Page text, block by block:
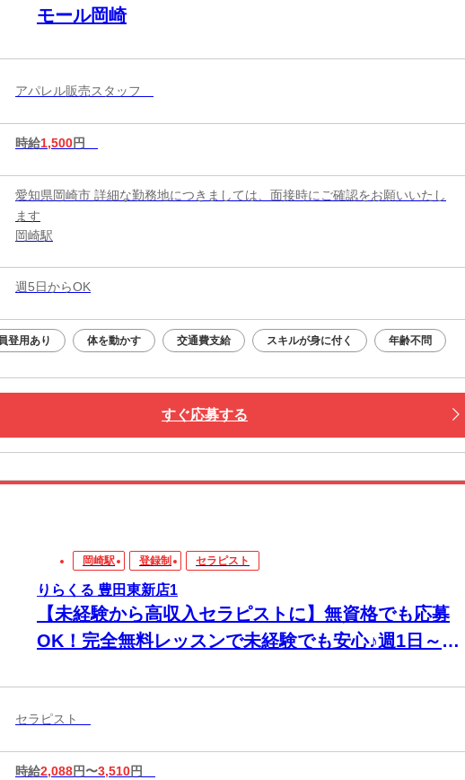
モール岡崎
アパレル販売スタッフ
時給1,500円
愛知県岡崎市 詳細な勤務地につきましては、面接時にご確認をお願いいたし
ます
岡崎駅
週5日からOK
登用あり 体を動かす 交通費支給 スキルが身に付く 年齢不問
すぐ応募する
岡崎駅 登録制 セラピスト
りらくる 豊田東新店1
【未経験から高収入セラピストに】無資格でも応募
OK！完全無料レッスンで未経験でも安心♪週1日～1
週20時間以上入店できる方大歓迎♪
セラピスト
時給2,088円〜3,510円